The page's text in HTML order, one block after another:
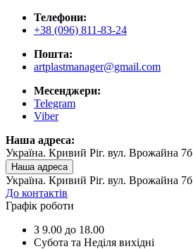
Телефони:
+38 (096) 811-83-24
Пошта:
artplastmanager@gmail.com
Месенджери:
Telegram
Viber
Наша адреса:
Україна. Кривий Ріг. вул. Врожайна 7б
Наша адреса
Україна. Кривий Ріг. вул. Врожайна 7б
До контактів
Графік роботи
З 9.00 до 18.00
Субота та Неділя вихідні